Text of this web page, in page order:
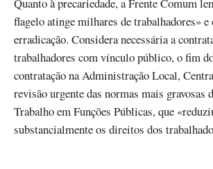
flagelo atinge milhares de trabalhadores» e
erradicação. Considera necessária a
trabalhadores com vínculo público, o fim
contratação na Administração Local,
revisão urgente das normas mais gravosas
Trabalho em Funções Públicas, que
substancialmente os direitos dos